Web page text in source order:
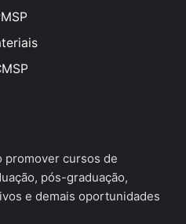
promover cursos de
pós-graduação,
e demais oportunidades